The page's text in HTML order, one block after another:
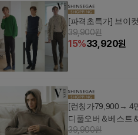
[파격초특가] 브이
39,900원
15%33,920원
[런칭가79,900→ 4
디풀오버＆베스트
39,900원